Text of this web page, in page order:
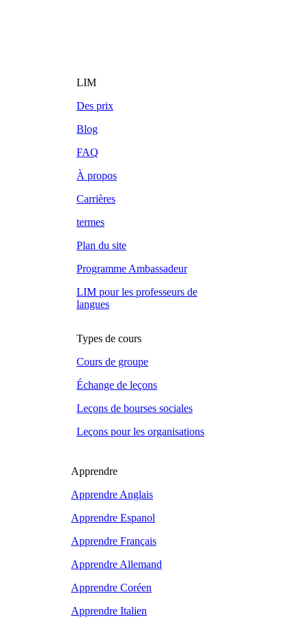
LIM
Des prix
Blog
FAQ
À propos
Carrières
termes
Plan du site
Programme Ambassadeur
LIM pour les professeurs de
langues
Types de cours
Cours de groupe
Échange de leçons
Leçons de bourses sociales
Leçons pour les organisations
Apprendre
Apprendre Anglais
Apprendre Espanol
Apprendre Français
Apprendre Allemand
Apprendre Coréen
Apprendre Italien